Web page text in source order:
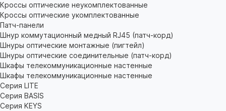
Кроссы оптические неукомплектованные
Кроссы оптические укомплектованные
Патч-панели
Шнур коммутационный медный RJ45 (патч-корд)
Шнуры оптические монтажные (пигтейл)
Шнуры оптические соединительные (патч-корд)
Шкафы телекоммуникационные настенные
Шкафы телекоммуникационные настенные
Cерия LITE
Cерия BASIS
Cерия KEYS